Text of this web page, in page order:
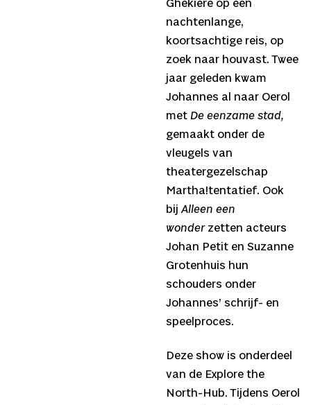
Ghekiere op een
nachtenlange,
koortsachtige reis, op
zoek naar houvast. Twee
jaar geleden kwam
Johannes al naar Oerol
met De eenzame stad,
gemaakt onder de
vleugels van
theatergezelschap
Martha!tentatief. Ook
bijAlleen een
wonderzetten acteurs
Johan Petit en Suzanne
Grotenhuis hun
schouders onder
Johannes’ schrijf- en
speelproces.
Deze show is onderdeel
van de Explore the
North-Hub. Tijdens Oerol